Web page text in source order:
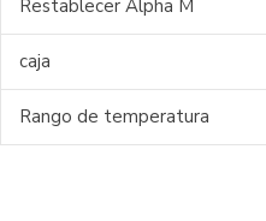
Restablecer Alpha M
caja
Rango de temperatura